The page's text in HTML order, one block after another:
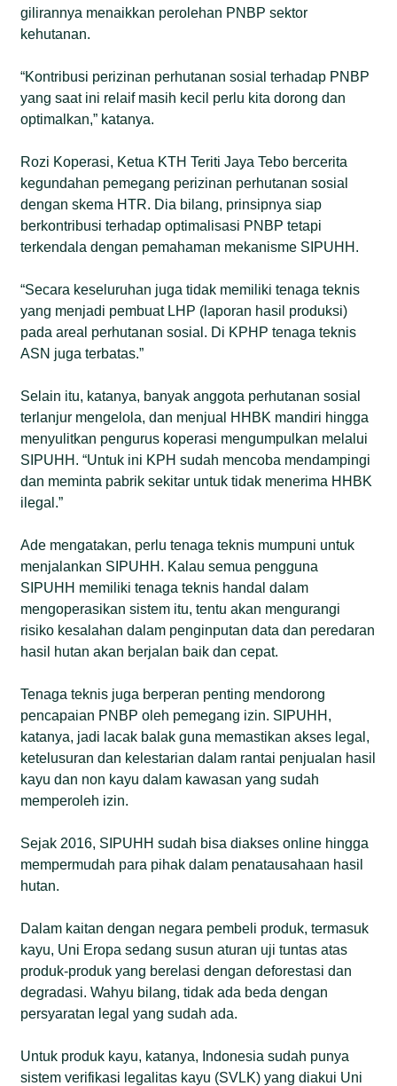
gilirannya menaikkan perolehan PNBP sektor
kehutanan.
“Kontribusi perizinan perhutanan sosial terhadap PNBP
yang saat ini relaif masih kecil perlu kita dorong dan
optimalkan,” katanya.
Rozi Koperasi, Ketua KTH Teriti Jaya Tebo bercerita
kegundahan pemegang perizinan perhutanan sosial
dengan skema HTR. Dia bilang, prinsipnya siap
berkontribusi terhadap optimalisasi PNBP tetapi
terkendala dengan pemahaman mekanisme SIPUHH.
“Secara keseluruhan juga tidak memiliki tenaga teknis
yang menjadi pembuat LHP (laporan hasil produksi)
pada areal perhutanan sosial. Di KPHP tenaga teknis
ASN juga terbatas.”
Selain itu, katanya, banyak anggota perhutanan sosial
terlanjur mengelola, dan menjual HHBK mandiri hingga
menyulitkan pengurus koperasi mengumpulkan melalui
SIPUHH. “Untuk ini KPH sudah mencoba mendampingi
dan meminta pabrik sekitar untuk tidak menerima HHBK
ilegal.”
Ade mengatakan, perlu tenaga teknis mumpuni untuk
menjalankan SIPUHH. Kalau semua pengguna
SIPUHH memiliki tenaga teknis handal dalam
mengoperasikan sistem itu, tentu akan mengurangi
risiko kesalahan dalam penginputan data dan peredaran
hasil hutan akan berjalan baik dan cepat.
Tenaga teknis juga berperan penting mendorong
pencapaian PNBP oleh pemegang izin. SIPUHH,
katanya, jadi lacak balak guna memastikan akses legal,
ketelusuran dan kelestarian dalam rantai penjualan hasil
kayu dan non kayu dalam kawasan yang sudah
memperoleh izin.
Sejak 2016, SIPUHH sudah bisa diakses online hingga
mempermudah para pihak dalam penatausahaan hasil
hutan.
Dalam kaitan dengan negara pembeli produk, termasuk
kayu, Uni Eropa sedang susun aturan uji tuntas atas
produk-produk yang berelasi dengan deforestasi dan
degradasi. Wahyu bilang, tidak ada beda dengan
persyaratan legal yang sudah ada.
Untuk produk kayu, katanya, Indonesia sudah punya
sistem verifikasi legalitas kayu (SVLK) yang diakui Uni